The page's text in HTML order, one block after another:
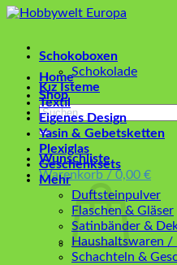
Home
Shop
Suchen
nach:
Wunschliste
Warenkorb / 0,00 €
Schokoboxen
Schokolade
Kız İsteme
Textil
Eigenes Design
Yasin & Gebetsketten
Plexiglas
Geschenksets
Mehr
Duftsteinpulver
Flaschen & Gläser
Satinbänder &
Haushaltswaren /
Schachteln &